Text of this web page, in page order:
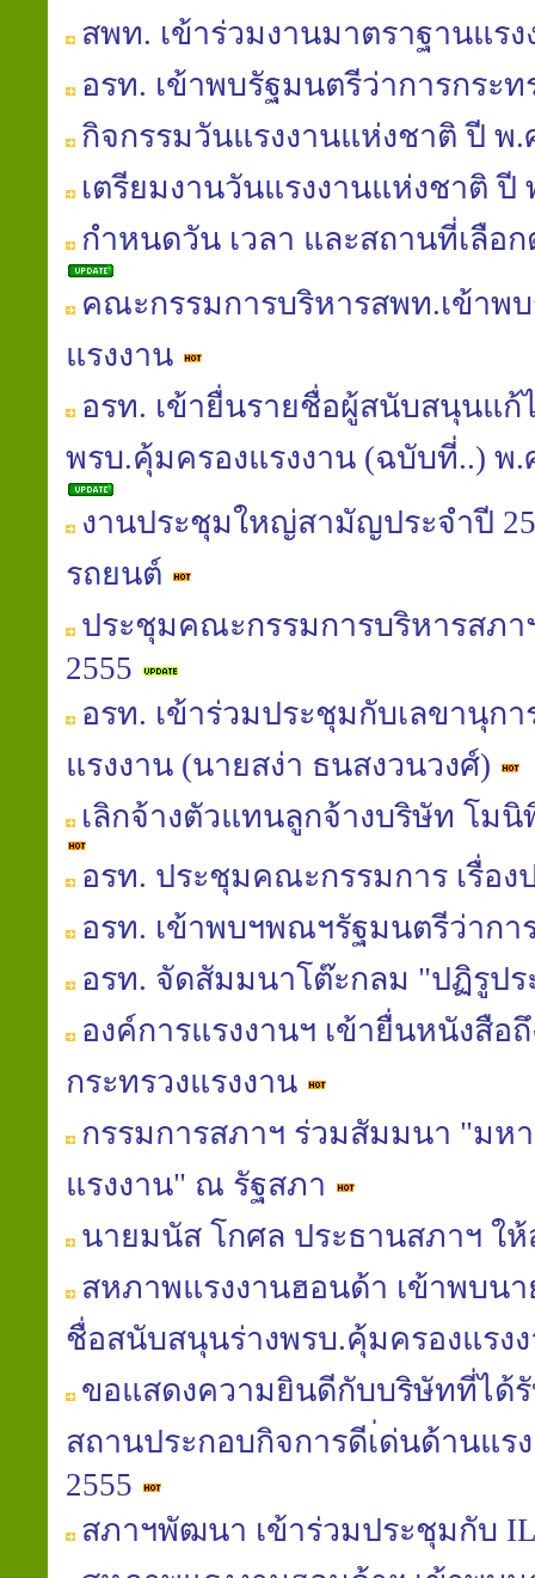
สพท. เข้าร่วมงานมาตราฐานแร
อรท. เข้าพบรัฐมนตรีว่าการกระท
กิจกรรมวันแรงงานแห่งชาติ ปี พ.
เตรียมงานวันแรงงานแห่งชาติ ปี
กำหนดวัน เวลา และสถานที่เลือ
คณะกรรมการบริหารสพท.เข้าพ
แรงงาน
อรท. เข้ายื่นรายชื่อผู้สนับสนุนแก้
พรบ.คุ้มครองแรงงาน (ฉบับที่..) พ.
งานประชุมใหญ่สามัญประจำปี
รถยนต์
ประชุมคณะกรรมการบริหารสภา
2555
อรท. เข้าร่วมประชุมกับเลขานุก
แรงงาน (นายสง่า ธนสงวนวงศ์)
เลิกจ้างตัวแทนลูกจ้างบริษัท โม
อรท. ประชุมคณะกรรมการ เรื่อ
อรท. เข้าพบฯพณฯรัฐมนตรีว่ากา
อรท. จัดสัมมนาโต๊ะกลม "ปฏิรูป
องค์การแรงงานฯ เข้ายื่นหนังสือ
กระทรวงแรงงาน
กรรมการสภาฯ ร่วมสัมมนา "มห
แรงงาน" ณ รัฐสภา
นายมนัส โกศล ประธานสภาฯ ใ
สหภาพแรงงานฮอนด้า เข้าพบน
ชื่อสนับสนุนร่างพรบ.คุ้มครองแรง
ขอแสดงความยินดีกับบริษัทที่ได้รั
สถานประกอบกิจการดีเ่ด่นด้านแร
2555
สภาฯพัฒนา เข้าร่วมประชุมกับ